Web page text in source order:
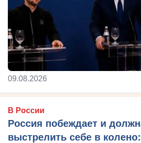
09.08.2026
В России
Россия побеждает и
выстрелить себе в